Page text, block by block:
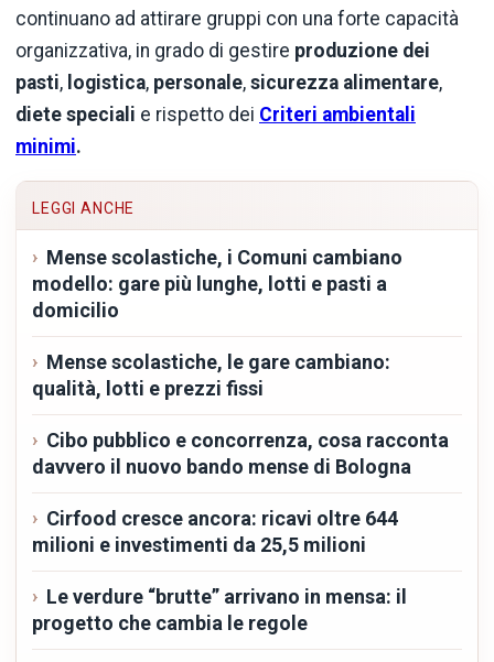
continuano ad attirare gruppi con una forte capacità
organizzativa, in grado di gestire produzione dei
pasti, logistica, personale, sicurezza alimentare,
diete speciali e rispetto dei Criteri ambientali
minimi.
LEGGI ANCHE
Mense scolastiche, i Comuni cambiano
modello: gare più lunghe, lotti e pasti a
domicilio
Mense scolastiche, le gare cambiano:
qualità, lotti e prezzi fissi
Cibo pubblico e concorrenza, cosa racconta
davvero il nuovo bando mense di Bologna
Cirfood cresce ancora: ricavi oltre 644
milioni e investimenti da 25,5 milioni
Le verdure “brutte” arrivano in mensa: il
progetto che cambia le regole